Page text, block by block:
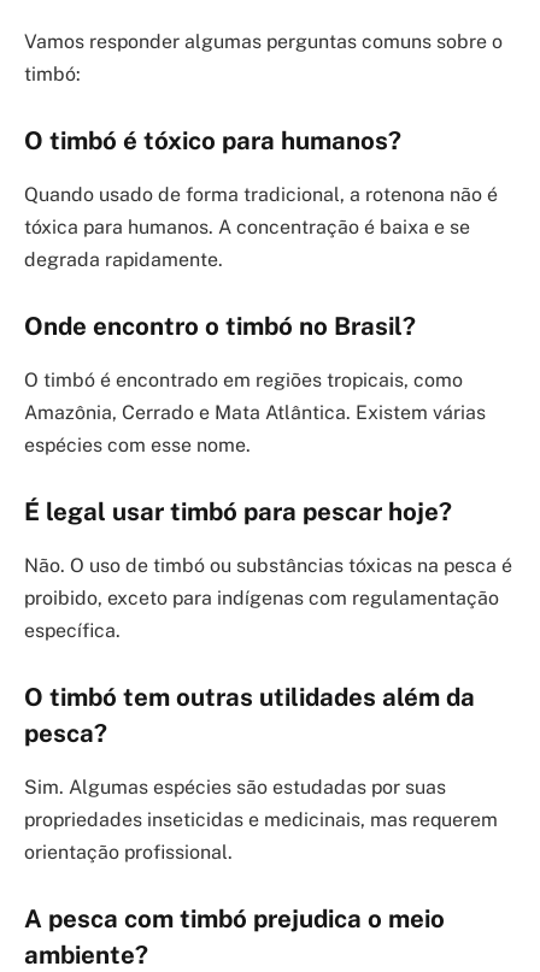
Vamos responder algumas perguntas comuns sobre o
timbó:
O timbó é tóxico para humanos?
Quando usado de forma tradicional, a rotenona não é
tóxica para humanos. A concentração é baixa e se
degrada rapidamente.
Onde encontro o timbó no Brasil?
O timbó é encontrado em regiões tropicais, como
Amazônia, Cerrado e Mata Atlântica. Existem várias
espécies com esse nome.
É legal usar timbó para pescar hoje?
Não. O uso de timbó ou substâncias tóxicas na pesca é
proibido, exceto para indígenas com regulamentação
específica.
O timbó tem outras utilidades além da
pesca?
Sim. Algumas espécies são estudadas por suas
propriedades inseticidas e medicinais, mas requerem
orientação profissional.
A pesca com timbó prejudica o meio
ambiente?